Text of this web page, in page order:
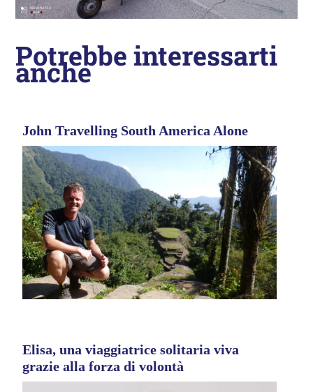
Potrebbe interessarti
anche
John Travelling South America Alone
Elisa, una viaggiatrice solitaria viva
grazie alla forza di volontà